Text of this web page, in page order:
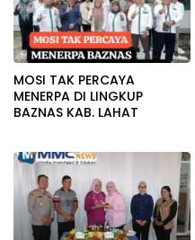
MOSI TAK PERCAYA
MENERPA DI LINGKUP
BAZNAS KAB. LAHAT